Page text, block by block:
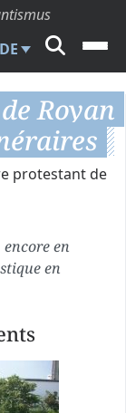
DE
Royan
protestant de
encore en
en